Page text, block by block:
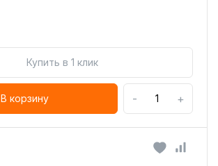
Купить в 1 клик
В корзину - +